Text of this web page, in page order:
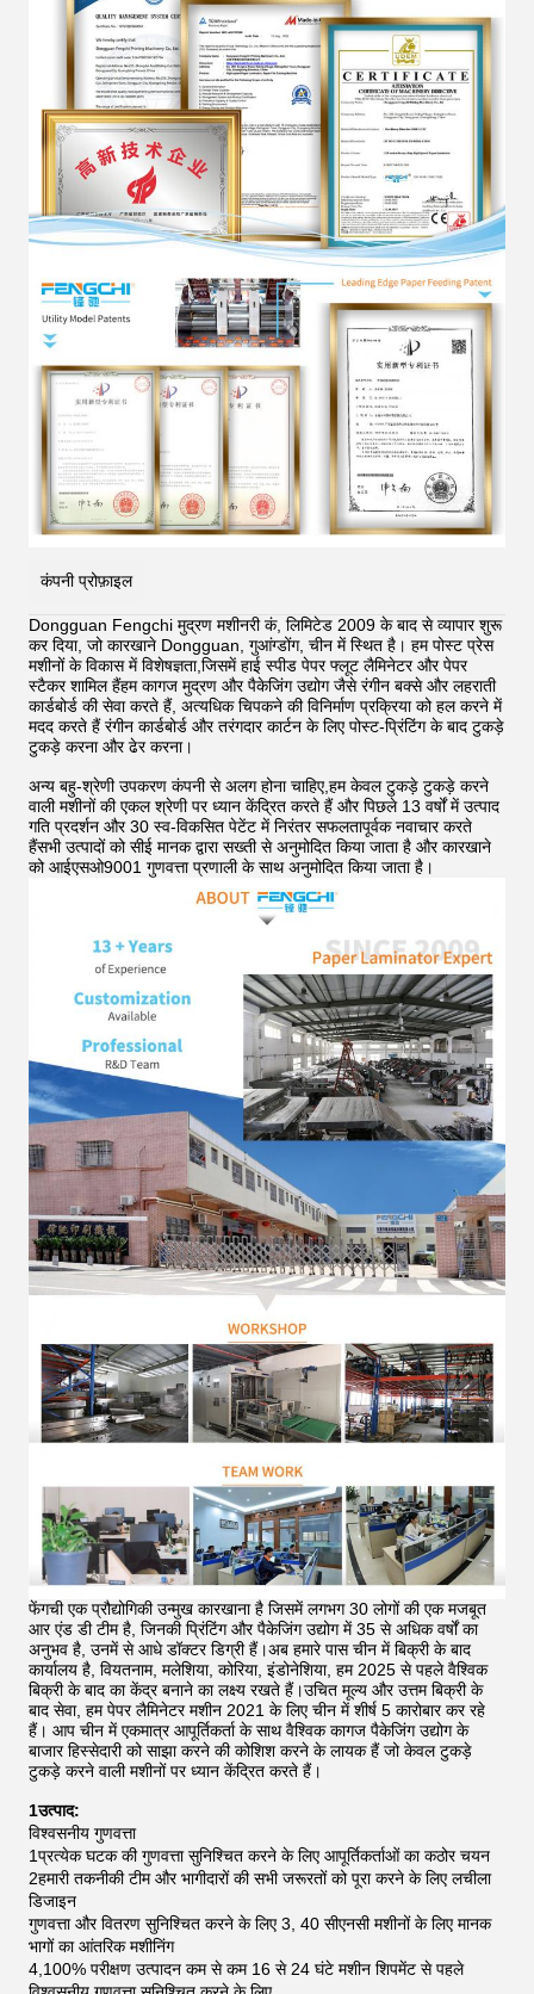
कंपनी प्रोफ़ाइल
Dongguan Fengchi मुद्रण मशीनरी कं, लिमिटेड 2009 के बाद से व्यापार शुरू
कर दिया, जो कारखाने Dongguan, गुआंग्डोंग, चीन में स्थित है। हम पोस्ट प्रेस
मशीनों के विकास में विशेषज्ञता,जिसमें हाई स्पीड पेपर फ्लूट लैमिनेटर और पेपर
स्टैकर शामिल हैंहम कागज मुद्रण और पैकेजिंग उद्योग जैसे रंगीन बक्से और लहराती
कार्डबोर्ड की सेवा करते हैं, अत्यधिक चिपकने की विनिर्माण प्रक्रिया को हल करने में
मदद करते हैं रंगीन कार्डबोर्ड और तरंगदार कार्टन के लिए पोस्ट-प्रिंटिंग के बाद टुकड़े
टुकड़े करना और ढेर करना।
अन्य बहु-श्रेणी उपकरण कंपनी से अलग होना चाहिए,हम केवल टुकड़े टुकड़े करने
वाली मशीनों की एकल श्रेणी पर ध्यान केंद्रित करते हैं और पिछले 13 वर्षों में उत्पाद
गति प्रदर्शन और 30 स्व-विकसित पेटेंट में निरंतर सफलतापूर्वक नवाचार करते
हैंसभी उत्पादों को सीई मानक द्वारा सख्ती से अनुमोदित किया जाता है और कारखाने
को आईएसओ9001 गुणवत्ता प्रणाली के साथ अनुमोदित किया जाता है।
फेंगची एक प्रौद्योगिकी उन्मुख कारखाना है जिसमें लगभग 30 लोगों की एक मजबूत
आर एंड डी टीम है, जिनकी प्रिंटिंग और पैकेजिंग उद्योग में 35 से अधिक वर्षों का
अनुभव है, उनमें से आधे डॉक्टर डिग्री हैं।अब हमारे पास चीन में बिक्री के बाद
कार्यालय है, वियतनाम, मलेशिया, कोरिया, इंडोनेशिया, हम 2025 से पहले वैश्विक
बिक्री के बाद का केंद्र बनाने का लक्ष्य रखते हैं।उचित मूल्य और उत्तम बिक्री के
बाद सेवा, हम पेपर लैमिनेटर मशीन 2021 के लिए चीन में शीर्ष 5 कारोबार कर रहे
हैं। आप चीन में एकमात्र आपूर्तिकर्ता के साथ वैश्विक कागज पैकेजिंग उद्योग के
बाजार हिस्सेदारी को साझा करने की कोशिश करने के लायक हैं जो केवल टुकड़े
टुकड़े करने वाली मशीनों पर ध्यान केंद्रित करते हैं।
1उत्पाद:
विश्वसनीय गुणवत्ता
1प्रत्येक घटक की गुणवत्ता सुनिश्चित करने के लिए आपूर्तिकर्ताओं का कठोर चयन
2हमारी तकनीकी टीम और भागीदारों की सभी जरूरतों को पूरा करने के लिए लचीला
डिजाइन
गुणवत्ता और वितरण सुनिश्चित करने के लिए 3, 40 सीएनसी मशीनों के लिए मानक
भागों का आंतरिक मशीनिंग
4,100% परीक्षण उत्पादन कम से कम 16 से 24 घंटे मशीन शिपमेंट से पहले